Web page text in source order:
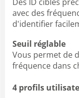
avec des
d'identifier
Seuil réglable
Vous permet de
fréquence dans
4 profils